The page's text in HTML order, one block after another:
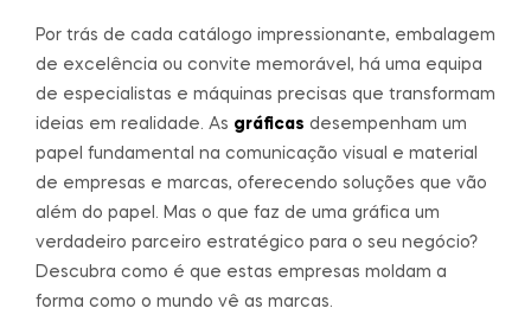
Por trás de cada catálogo impressionante, embalagem
de excelência ou convite memorável, há uma equipa
de especialistas e máquinas precisas que transformam
ideias em realidade. As gráficas desempenham um
papel fundamental na comunicação visual e material
de empresas e marcas, oferecendo soluções que vão
além do papel. Mas o que faz de uma gráfica um
verdadeiro parceiro estratégico para o seu negócio?
Descubra como é que estas empresas moldam a
forma como o mundo vê as marcas.